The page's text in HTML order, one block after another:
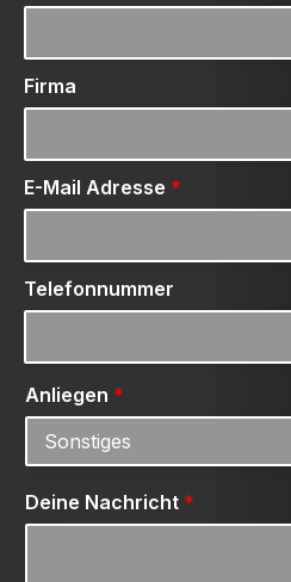
Firma
E-Mail Adresse *
Telefonnummer
Anliegen *
Deine Nachricht *